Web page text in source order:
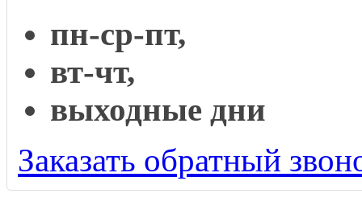
пн-ср-пт,
вт-чт,
выходные дни
Заказать обратный